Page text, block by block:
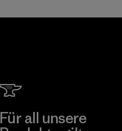
Für all unsere